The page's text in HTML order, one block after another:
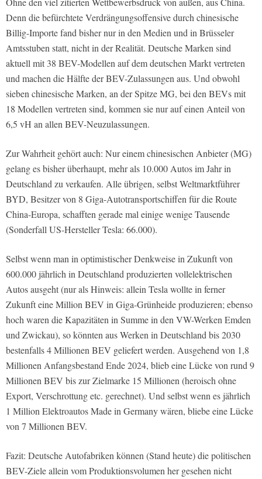
Denn die befürchtete Verdrängungsoffensive durch chinesische
Billig-Importe fand bisher nur in den Medien und in Brüsseler
Amtsstuben statt, nicht in der Realität. Deutsche Marken sind
aktuell mit 38 BEV-Modellen auf dem deutschen Markt vertreten
und machen die Hälfte der BEV-Zulassungen aus. Und obwohl
sieben chinesische Marken, an der Spitze MG, bei den BEVs mit
18 Modellen vertreten sind, kommen sie nur auf einen Anteil von
6,5 vH an allen BEV-Neuzulassungen.
Zur Wahrheit gehört auch: Nur einem chinesischen Anbieter (MG)
gelang es bisher überhaupt, mehr als 10.000 Autos im Jahr in
Deutschland zu verkaufen. Alle übrigen, selbst Weltmarktführer
BYD, Besitzer von 8 Giga-Autotransportschiffen für die Route
China-Europa, schafften gerade mal einige wenige Tausende
(Sonderfall US-Hersteller Tesla: 66.000).
Selbst wenn man in optimistischer Denkweise in Zukunft von
600.000 jährlich in Deutschland produzierten vollelektrischen
Autos ausgeht (nur als Hinweis: allein Tesla wollte in ferner
Zukunft eine Million BEV in Giga-Grünheide produzieren; ebenso
hoch waren die Kapazitäten in Summe in den VW-Werken Emden
und Zwickau), so könnten aus Werken in Deutschland bis 2030
bestenfalls 4 Millionen BEV geliefert werden. Ausgehend von 1,8
Millionen Anfangsbestand Ende 2024, blieb eine Lücke von rund 9
Millionen BEV bis zur Zielmarke 15 Millionen (heroisch ohne
Export, Verschrottung etc. gerechnet). Und selbst wenn es jährlich
1 Million Elektroautos Made in Germany wären, bliebe eine Lücke
von 7 Millionen BEV.
Fazit: Deutsche Autofabriken können (Stand heute) die politischen
BEV-Ziele allein vom Produktionsvolumen her gesehen nicht